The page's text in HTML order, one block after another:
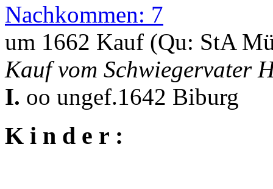
Nachkommen: 7
um 1662 Kauf (Qu: StA
Kauf vom Schwiegervater
I. oo ungef.1642 Biburg
K i n d e r :